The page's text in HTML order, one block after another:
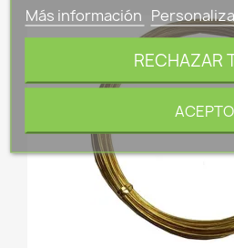
Más información
RECHAZAR
ACEPTO